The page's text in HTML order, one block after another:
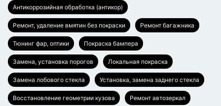
Антикоррозийная обработка (антикор)
Ремонт, удаление вмятин без покраски Ремонт багажника
Тюнинг фар, оптики Покраска бампера
Замена, установка порогов Локальная покраска
Замена лобового стекла Установка, замена заднего стекла
Восстановление геометрии кузова Ремонт автозеркал